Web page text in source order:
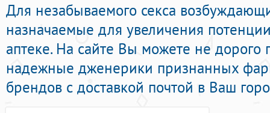
Для незабываемого секса
назначаемые для увеличения
аптеке. На сайте Вы можете не дорого
надежные дженерики признанных
брендов с доставкой почтой в Ваш